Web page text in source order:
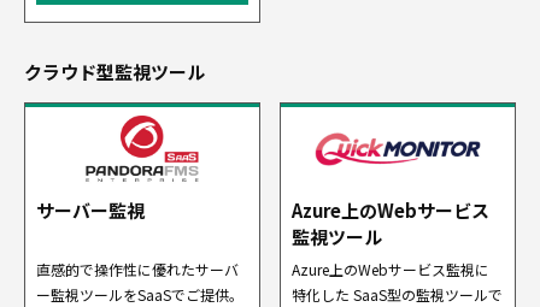
クラウド型監視ツール
サーバー監視
直感的で操作性に優れたサーバ
ー監視ツールをSaaSでご提供。
Azure上のWebサービス
監視ツール
Azure上のWebサービス監視に
特化した SaaS型の監視ツールで